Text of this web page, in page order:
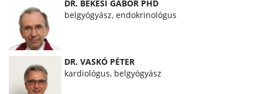
DR. BÉKÉSI GÁBOR PHD
belgyógyász, endokrinológus
DR. VASKÓ PÉTER
kardiológus, belgyógyász